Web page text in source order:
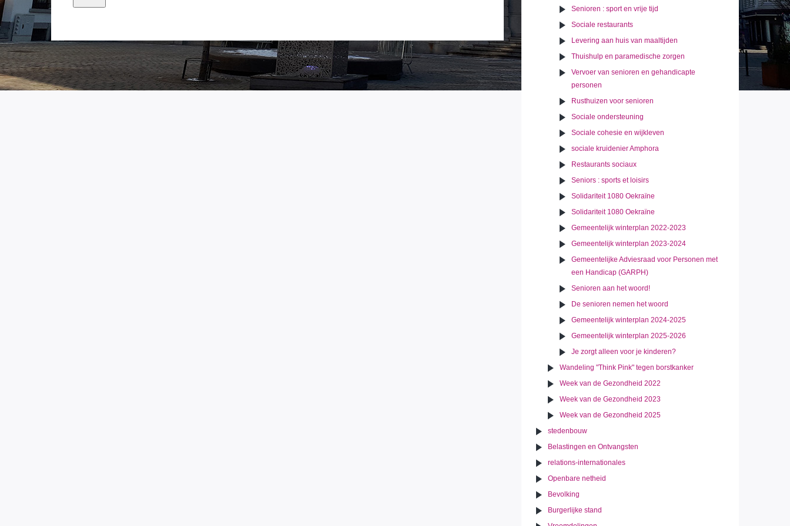
Senioren : sport en vrije tijd
Sociale restaurants
Levering aan huis van maaltijden
Thuishulp en paramedische zorgen
Vervoer van senioren en gehandicapte
personen
Rusthuizen voor senioren
Sociale ondersteuning
Sociale cohesie en wijkleven
sociale kruidenier Amphora
Restaurants sociaux
Seniors : sports et loisirs
Solidariteit 1080 Oekraïne
Solidariteit 1080 Oekraïne
Gemeentelijk winterplan 2022-2023
Gemeentelijk winterplan 2023-2024
Gemeentelijke Adviesraad voor Personen met
een Handicap (GARPH)
Senioren aan het woord!
De senioren nemen het woord
Gemeentelijk winterplan 2024-2025
Gemeentelijk winterplan 2025-2026
Je zorgt alleen voor je kinderen?
Wandeling "Think Pink" tegen borstkanker
Week van de Gezondheid 2022
Week van de Gezondheid 2023
Week van de Gezondheid 2025
stedenbouw
Belastingen en Ontvangsten
relations-internationales
Openbare netheid
Bevolking
Burgerlijke stand